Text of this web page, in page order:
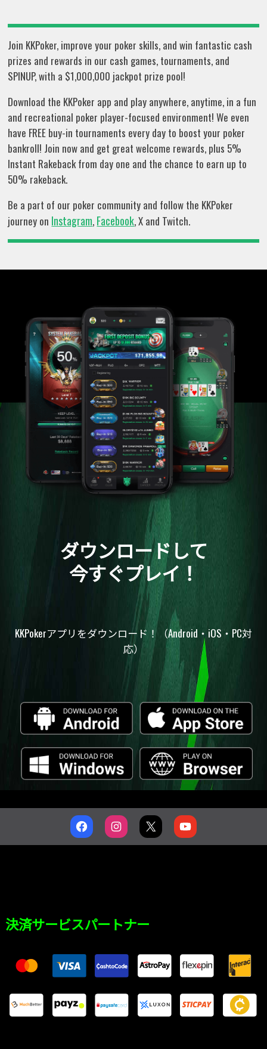
Join KKPoker, improve your poker skills, and win fantastic cash
prizes and rewards in our cash games, tournaments, and
SPINUP, with a $1,000,000 jackpot prize pool!
Download the KKPoker app and play anywhere, anytime, in a fun
and recreational poker player-focused environment! We even
have FREE buy-in tournaments every day to boost your poker
bankroll! Join now and get great welcome rewards, plus 5%
Instant Rakeback from day one and the chance to earn up to
50% rakeback.
Be a part of our poker community and follow the KKPoker
journey on Instagram, Facebook, X and Twitch.
ダウンロードして
今すぐプレイ！
KKPokerアプリをダウンロード！（Android・iOS・PC対
応）
決済サービスパートナー